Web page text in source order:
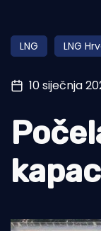
Pomorstvo
Ribolov
Tradicija i
LNG LNG
10 siječnja